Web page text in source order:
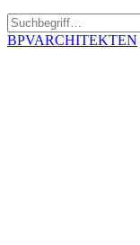
BPVARCHITEKTEN